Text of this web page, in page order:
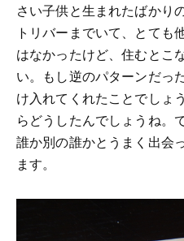
さい子供と生まれたばかり
トリバーまでいて、とても
はなかったけど、住むとこ
い。もし逆のパターンだっ
け入れてくれたことでしょ
らどうしたんでしょうね。
誰か別の誰かとうまく出会
ます。